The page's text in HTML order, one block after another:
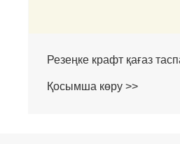
Экологиялық таза крафт
Қосымша көру >>